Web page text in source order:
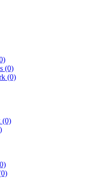
(0)
(0)
(0)